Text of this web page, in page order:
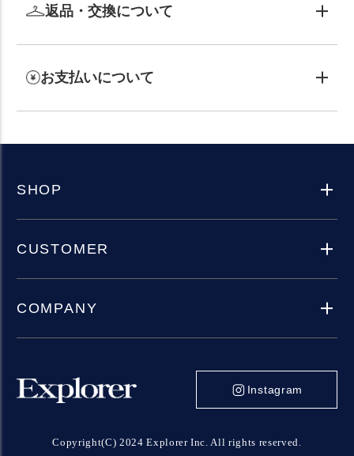
返品・交換について
お支払いについて
SHOP
CUSTOMER
COMPANY
Instagram
Copyright(C) 2024 Explorer Inc. All rights reserved.